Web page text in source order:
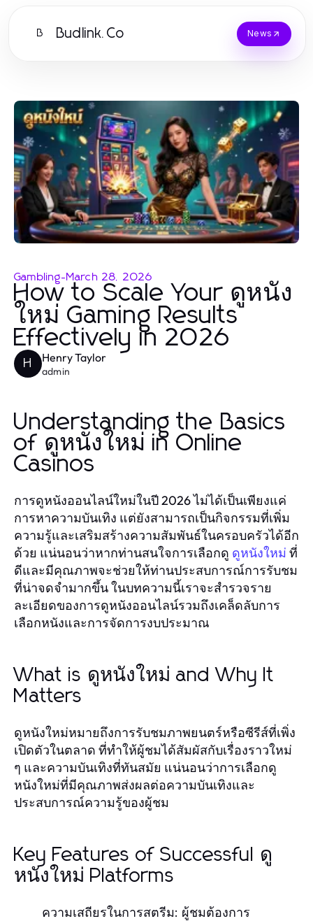
B Budlink.Co News
Gambling-March 28, 2026
How to Scale Your ดูหนัง
ใหม่ Gaming Results
Effectively in 2026
H Henry Taylor
admin
Understanding the Basics
of ดูหนังใหม่ in Online
Casinos
การดูหนังออนไลน์ใหม่ในปี 2026 ไม่ได้เป็นเพียงแค่
การหาความบันเทิง แต่ยังสามารถเป็นกิจกรรมที่เพิ่ม
ความรู้และเสริมสร้างความสัมพันธ์ในครอบครัวได้อีก
ด้วย แน่นอนว่าหากท่านสนใจการเลือกดู ดูหนังใหม่ ที่
ดีและมีคุณภาพจะช่วยให้ท่านประสบการณ์การรับชม
ที่น่าจดจำมากขึ้น ในบทความนี้เราจะสำรวจราย
ละเอียดของการดูหนังออนไลน์รวมถึงเคล็ดลับการ
เลือกหนังและการจัดการงบประมาณ
What is ดูหนังใหม่ and Why It
Matters
ดูหนังใหม่หมายถึงการรับชมภาพยนตร์หรือซีรีส์ที่เพิ่ง
เปิดตัวในตลาด ที่ทำให้ผู้ชมได้สัมผัสกับเรื่องราวใหม่
ๆ และความบันเทิงที่ทันสมัย แน่นอนว่าการเลือกดู
หนังใหม่ที่มีคุณภาพส่งผลต่อความบันเทิงและ
ประสบการณ์ความรู้ของผู้ชม
Key Features of Successful ดู
หนังใหม่ Platforms
ความเสถียรในการสตรีม: ผู้ชมต้องการ